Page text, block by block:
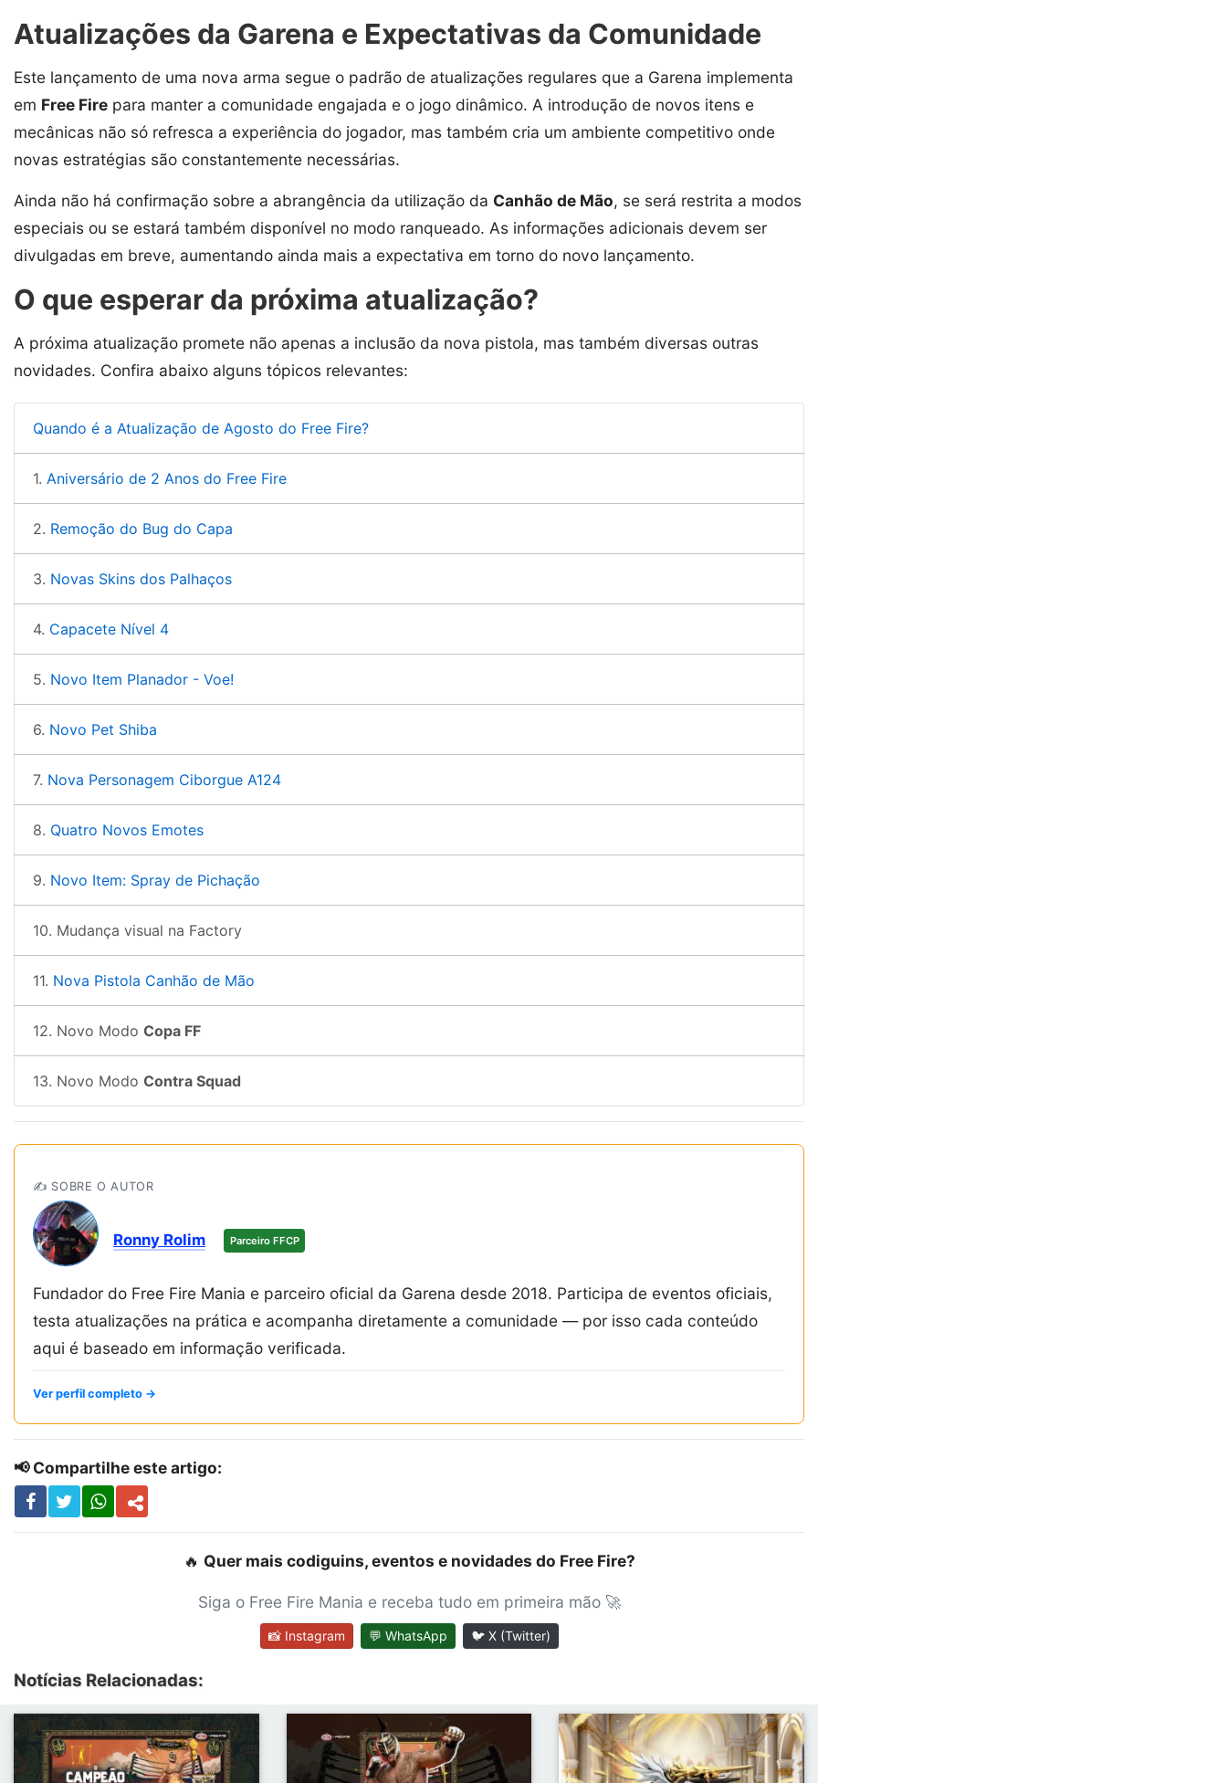
Atualizações da Garena e Expectativas da Comunidade
Este lançamento de uma nova arma segue o padrão de atualizações regulares que a Garena implementa
em Free Fire para manter a comunidade engajada e o jogo dinâmico. A introdução de novos itens e
mecânicas não só refresca a experiência do jogador, mas também cria um ambiente competitivo onde
novas estratégias são constantemente necessárias.
Ainda não há confirmação sobre a abrangência da utilização da Canhão de Mão, se será restrita a modos
especiais ou se estará também disponível no modo ranqueado. As informações adicionais devem ser
divulgadas em breve, aumentando ainda mais a expectativa em torno do novo lançamento.
O que esperar da próxima atualização?
A próxima atualização promete não apenas a inclusão da nova pistola, mas também diversas outras
novidades. Confira abaixo alguns tópicos relevantes:
Quando é a Atualização de Agosto do Free Fire?
1. Aniversário de 2 Anos do Free Fire
2. Remoção do Bug do Capa
3. Novas Skins dos Palhaços
4. Capacete Nível 4
5. Novo Item Planador - Voe!
6. Novo Pet Shiba
7. Nova Personagem Ciborgue A124
8. Quatro Novos Emotes
9. Novo Item: Spray de Pichação
10. Mudança visual na Factory
11. Nova Pistola Canhão de Mão
12. Novo Modo Copa FF
13. Novo Modo Contra Squad
✍️ SOBRE O AUTOR
Ronny Rolim Parceiro FFCP
Fundador do Free Fire Mania e parceiro oficial da Garena desde 2018. Participa de eventos oficiais,
testa atualizações na prática e acompanha diretamente a comunidade — por isso cada conteúdo
aqui é baseado em informação verificada.
Ver perfil completo →
📢 Compartilhe este artigo:
🔥 Quer mais codiguins, eventos e novidades do Free Fire?
Siga o Free Fire Mania e receba tudo em primeira mão 🚀
📸 Instagram 💬 WhatsApp 🐦 X (Twitter)
Notícias Relacionadas: